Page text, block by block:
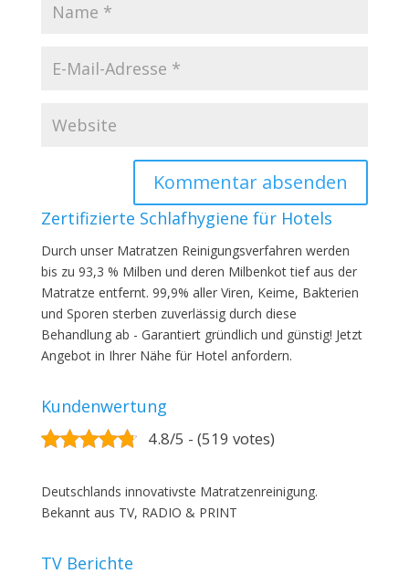
Zertifizierte Schlafhygiene für Hotels
Durch unser Matratzen Reinigungsverfahren werden
bis zu 93,3 % Milben und deren Milbenkot tief aus der
Matratze entfernt. 99,9% aller Viren, Keime, Bakterien
und Sporen sterben zuverlässig durch diese
Behandlung ab - Garantiert gründlich und günstig! Jetzt
Angebot in Ihrer Nähe für Hotel anfordern.
Kundenwertung
4.8/5 - (519 votes)
Deutschlands innovativste Matratzenreinigung.
Bekannt aus TV, RADIO & PRINT
TV Berichte